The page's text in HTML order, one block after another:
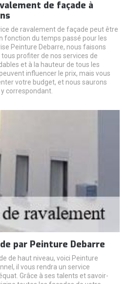
de façade à
de ravalement de façade peut être
fonction du temps passé pour les
Peinture Debarre, nous faisons
profiter de nos services de
et à la hauteur de tous les
influencer le prix, mais vous
votre budget, et nous saurons
correspondant.
par Peinture Debarre
de haut niveau, voici Peinture
il vous rendra un service
Grâce à ses talents et savoir-